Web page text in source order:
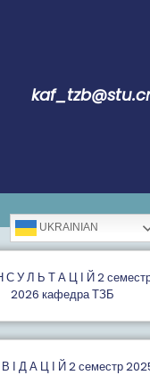
UKRAINIAN
С У Л Ь Т А Ц І Й 2
2026 кафедра ТЗБ
В І Д А Ц І Й 2 семестр